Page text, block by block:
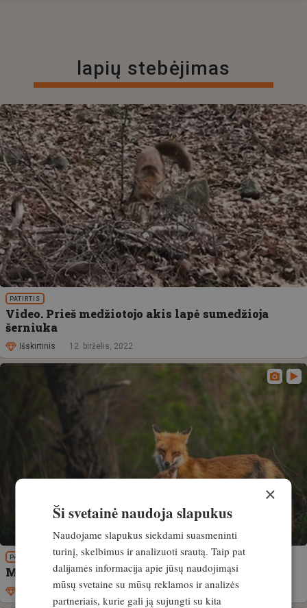
lapių stebėjimas
PATIRTIS
Video. Prieš medžiotojo akis lapė sumedžioja
šerniuka
Išskirtinis 12. birželis, 2022
PATIRTIS
Medžioklės svarbą lapių populiacijos sveikatai
Išskirtinis 14. vasaris, 2022
×
Ši svetainė naudoja slapukus
Naudojame slapukus siekdami suasmeninti
turinį, skelbimus ir analizuoti srautą. Taip pat
dalijamės informacija apie jūsų naudojimąsi
mūsų svetaine su mūsų reklamos ir analizės
partneriais, kurie gali ją sujungti su kita